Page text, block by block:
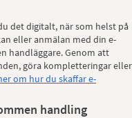
det digitalt, när som helst på
eller anmälan med din e-
handläggare. Genom att
göra kompletteringar eller
om hur du skaffar e-
handling